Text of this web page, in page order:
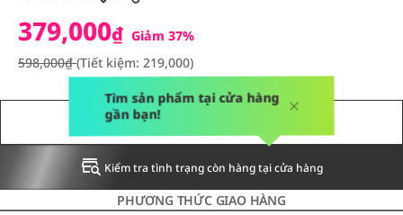
379,000₫ Giảm 37%
598,000₫(Tiết kiệm: 219,000)
THÔNG BÁO CHO TÔI
Kiểm tra tình trạng còn hàng tại cửa hàng
Tìm sản phẩm tại cửa hàng
gần bạn!
PHƯƠNG THỨC GIAO HÀNG